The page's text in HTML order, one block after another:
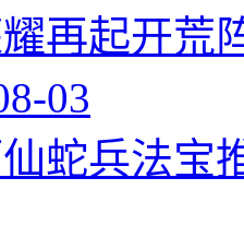
再起开荒
03
蛇兵法宝